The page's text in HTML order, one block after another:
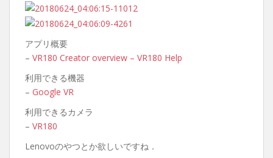
アプリ概要
– VR180 Creator overview – VR180 Help
利用できる機器
– Google VR
利用できるカメラ
– VR180
Lenovoのやつとか欲しいですね．